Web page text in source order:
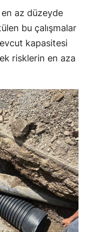
Malatya
Manisa
Kahramanmaraş
Muğla
Muş
Nevşehir
Niğde
Ordu
Rize
Sakarya
en az düzeyde
bu çalışmalar
kapasitesi
risklerin en aza